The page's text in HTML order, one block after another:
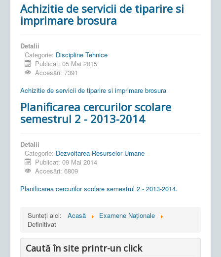
Achizitie de servicii de tiparire si
imprimare brosura
Detalii
Categorie: Discipline Tehnice
Publicat: 05 Mai 2015
Accesări: 7391
Achizitie de servicii de tiparire si imprimare brosura
Planificarea cercurilor scolare
semestrul 2 - 2013-2014
Detalii
Categorie: Dezvoltarea Resurselor Umane
Publicat: 09 Mai 2014
Accesări: 6809
Planificarea cercurilor scolare semestrul 2 - 2013-2014.
Sunteți aici: Acasă
Examene Naționale
Definitivat
Caută în site printr-un click